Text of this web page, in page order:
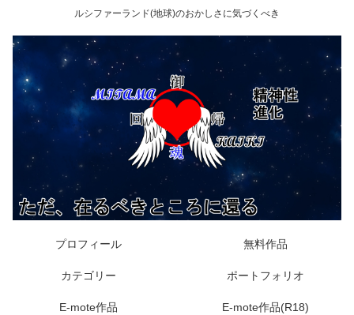
ルシファーランド(地球)のおかしさに気づくべき
プロフィール 無料作品
カテゴリー ポートフォリオ
E-mote作品 E-mote作品(R18)